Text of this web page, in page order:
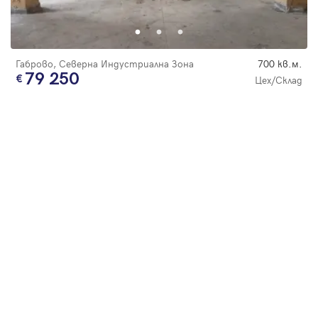
Габрово, Северна Индустриална Зона 700 кв.м.
79 250 Цех/Склад
Парола